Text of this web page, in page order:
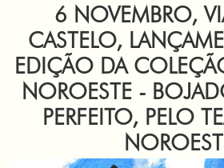
6 NOVEMBRO,
CASTELO,
EDIÇÃO DA
NOROESTE -
PERFEITO, PELO